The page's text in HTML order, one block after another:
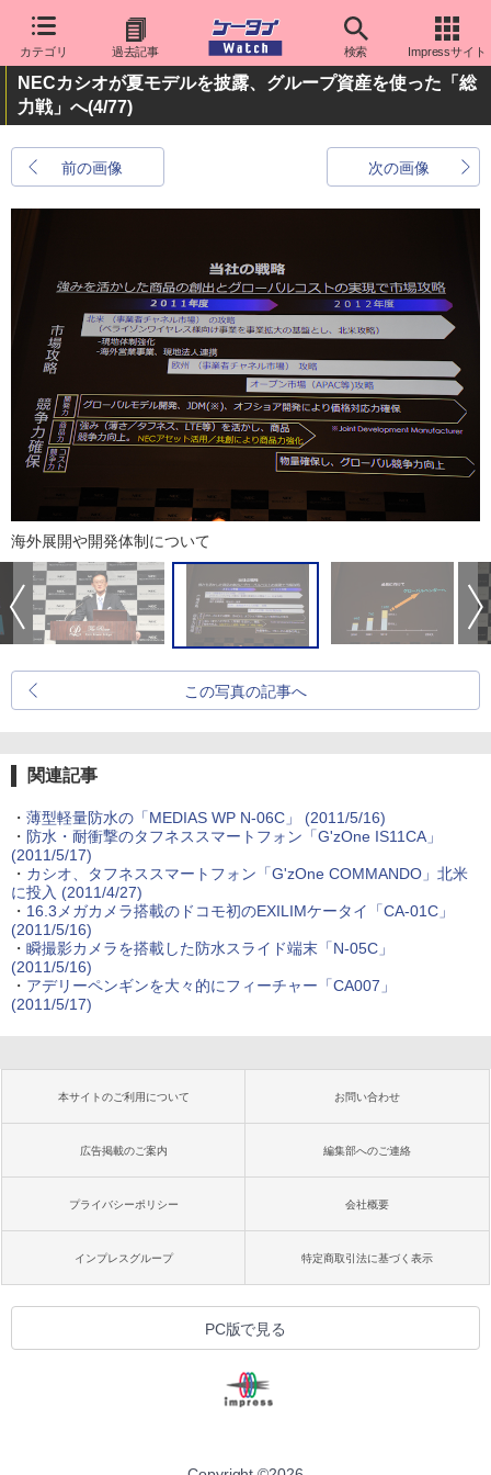
カテゴリ 過去記事 検索 Impressサイト
NECカシオが夏モデルを披露、グループ資産を使った「総
力戦」へ(4/77)
前の画像 次の画像
海外展開や開発体制について
この写真の記事へ
関連記事
・ 薄型軽量防水の「MEDIAS WP N-06C」
(2011/5/16)
・ 防水・耐衝撃のタフネススマートフォン「G'zOne IS11CA」
(2011/5/17)
・ カシオ、タフネススマートフォン「G'zOne COMMANDO」北米
に投入 (2011/4/27)
・ 16.3メガカメラ搭載のドコモ初のEXILIMケータイ「CA-01C」
(2011/5/16)
・ 瞬撮影カメラを搭載した防水スライド端末「N-05C」
(2011/5/16)
・ アデリーペンギンを大々的にフィーチャー「CA007」
(2011/5/17)
本サイトのご利用について お問い合わせ
広告掲載のご案内 編集部へのご連絡
プライバシーポリシー 会社概要
インプレスグループ 特定商取引法に基づく表示
PC版で見る